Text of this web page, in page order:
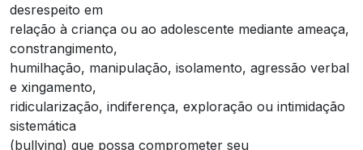
desrespeito em
relação à criança ou ao adolescente mediante ameaça,
constrangimento,
humilhação, manipulação, isolamento, agressão verbal
e xingamento,
ridicularização, indiferença, exploração ou intimidação
sistemática
(bullying) que possa comprometer seu